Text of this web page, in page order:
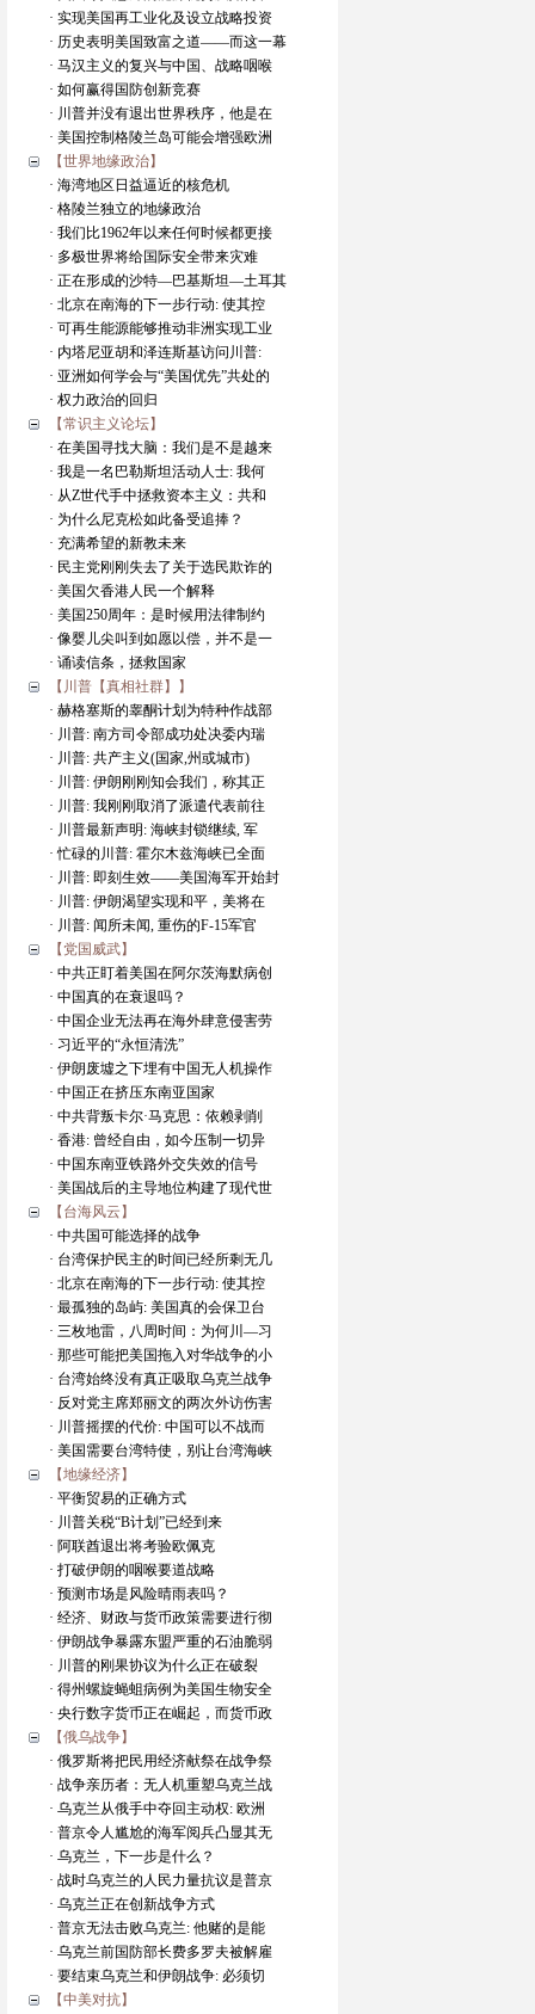
· 实现美国再工业化及设立战略投资
· 历史表明美国致富之道——而这一幕
· 马汉主义的复兴与中国、战略咽喉
· 如何赢得国防创新竞赛
· 川普并没有退出世界秩序，他是在
· 美国控制格陵兰岛可能会增强欧洲
【世界地缘政治】
· 海湾地区日益逼近的核危机
· 格陵兰独立的地缘政治
· 我们比1962年以来任何时候都更接
· 多极世界将给国际安全带来灾难
· 正在形成的沙特—巴基斯坦—土耳其
· 北京在南海的下一步行动: 使其控
· 可再生能源能够推动非洲实现工业
· 内塔尼亚胡和泽连斯基访问川普:
· 亚洲如何学会与“美国优先”共处的
· 权力政治的回归
【常识主义论坛】
· 在美国寻找大脑：我们是不是越来
· 我是一名巴勒斯坦活动人士: 我何
· 从Z世代手中拯救资本主义：共和
· 为什么尼克松如此备受追捧？
· 充满希望的新教未来
· 民主党刚刚失去了关于选民欺诈的
· 美国欠香港人民一个解释
· 美国250周年：是时候用法律制约
· 像婴儿尖叫到如愿以偿，并不是一
· 诵读信条，拯救国家
【川普【真相社群】】
· 赫格塞斯的睾酮计划为特种作战部
· 川普: 南方司令部成功处决委内瑞
· 川普: 共产主义(国家,州或城市)
· 川普: 伊朗刚刚知会我们，称其正
· 川普: 我刚刚取消了派遣代表前往
· 川普最新声明: 海峡封锁继续, 军
· 忙碌的川普: 霍尔木兹海峡已全面
· 川普: 即刻生效——美国海军开始封
· 川普: 伊朗渴望实现和平，美将在
· 川普: 闻所未闻, 重伤的F-15军官
【党国威武】
· 中共正盯着美国在阿尔茨海默病创
· 中国真的在衰退吗？
· 中国企业无法再在海外肆意侵害劳
· 习近平的“永恒清洗”
· 伊朗废墟之下埋有中国无人机操作
· 中国正在挤压东南亚国家
· 中共背叛卡尔·马克思：依赖剥削
· 香港: 曾经自由，如今压制一切异
· 中国东南亚铁路外交失效的信号
· 美国战后的主导地位构建了现代世
【台海风云】
· 中共国可能选择的战争
· 台湾保护民主的时间已经所剩无几
· 北京在南海的下一步行动: 使其控
· 最孤独的岛屿: 美国真的会保卫台
· 三枚地雷，八周时间：为何川—习
· 那些可能把美国拖入对华战争的小
· 台湾始终没有真正吸取乌克兰战争
· 反对党主席郑丽文的两次外访伤害
· 川普摇摆的代价: 中国可以不战而
· 美国需要台湾特使，别让台湾海峡
【地缘经济】
· 平衡贸易的正确方式
· 川普关税“B计划”已经到来
· 阿联酋退出将考验欧佩克
· 打破伊朗的咽喉要道战略
· 预测市场是风险晴雨表吗？
· 经济、财政与货币政策需要进行彻
· 伊朗战争暴露东盟严重的石油脆弱
· 川普的刚果协议为什么正在破裂
· 得州螺旋蝇蛆病例为美国生物安全
· 央行数字货币正在崛起，而货币政
【俄乌战争】
· 俄罗斯将把民用经济献祭在战争祭
· 战争亲历者：无人机重塑乌克兰战
· 乌克兰从俄手中夺回主动权: 欧洲
· 普京令人尴尬的海军阅兵凸显其无
· 乌克兰，下一步是什么？
· 战时乌克兰的人民力量抗议是普京
· 乌克兰正在创新战争方式
· 普京无法击败乌克兰: 他赌的是能
· 乌克兰前国防部长费多罗夫被解雇
· 要结束乌克兰和伊朗战争: 必须切
【中美对抗】